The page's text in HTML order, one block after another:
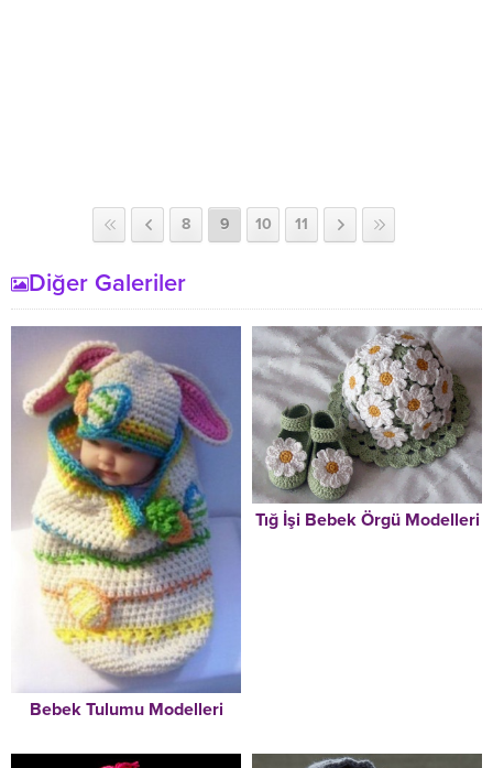
8 9 10 11
Diğer Galeriler
Bebek Tulumu Modelleri
Tığ İşi Bebek Örgü Modelleri